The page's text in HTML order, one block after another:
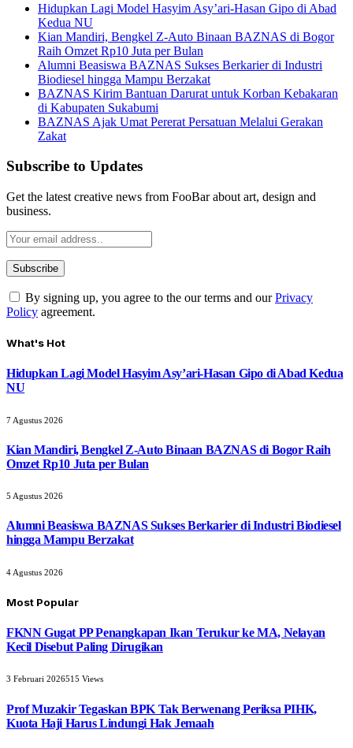
Hidupkan Lagi Model Hasyim Asy’ari-Hasan Gipo di Abad
Kedua NU
Kian Mandiri, Bengkel Z-Auto Binaan BAZNAS di Bogor
Raih Omzet Rp10 Juta per Bulan
Alumni Beasiswa BAZNAS Sukses Berkarier di Industri
Biodiesel hingga Mampu Berzakat
BAZNAS Kirim Bantuan Darurat untuk Korban Kebakaran
di Kabupaten Sukabumi
BAZNAS Ajak Umat Pererat Persatuan Melalui Gerakan
Zakat
Subscribe to Updates
Get the latest creative news from FooBar about art, design and
business.
By signing up, you agree to the our terms and ourPrivacy
Policy agreement.
What's Hot
Hidupkan Lagi Model Hasyim Asy’ari-Hasan Gipo di Abad Kedua
NU
7 Agustus 2026
Kian Mandiri, Bengkel Z-Auto Binaan BAZNAS di Bogor Raih
Omzet Rp10 Juta per Bulan
5 Agustus 2026
Alumni Beasiswa BAZNAS Sukses Berkarier di Industri Biodiesel
hingga Mampu Berzakat
4 Agustus 2026
Most Popular
FKNN Gugat PP Penangkapan Ikan Terukur ke MA, Nelayan
Kecil Disebut Paling Dirugikan
3 Februari 2026515 Views
Prof Muzakir Tegaskan BPK Tak Berwenang Periksa PIHK,
Kuota Haji Harus Lindungi Hak Jemaah